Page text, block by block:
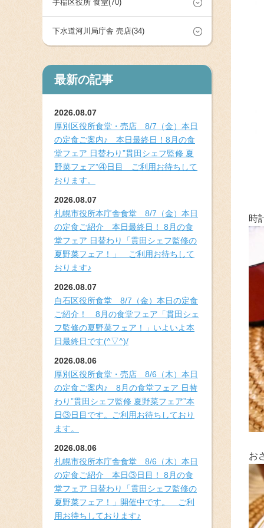
手稲区役所 食堂(70)
下水道河川局庁舎 売店(34)
最新の記事
2026.08.07
厚別区役所食堂・売店 8/7（金）本日
の定食ご案内♪ 本日最終日！8月の食
堂フェア 日替わり”貫田シェフ監修 夏
野菜フェア”④日目 ご利用お待ちして
おります。
2026.08.07
札幌市役所本庁舎食堂 8/7（金）本日
の定食ご紹介 本日最終日！ 8月の食
堂フェア 日替わり「貫田シェフ監修の
夏野菜フェア！」 ご利用お待ちして
おります♪
2026.08.07
白石区役所食堂 8/7（金）本日の定食
ご紹介！ 8月の食堂フェア「貫田シェ
フ監修の夏野菜フェア！」いよいよ本
日最終日です(^▽^)/
2026.08.06
厚別区役所食堂・売店 8/6（木）本日
の定食ご案内♪ 8月の食堂フェア 日替
わり”貫田シェフ監修 夏野菜フェア”本
日③日目です。ご利用お待ちしており
ます。
2026.08.06
札幌市役所本庁舎食堂 8/6（木）本日
の定食ご紹介 本日③日目！ 8月の食
堂フェア 日替わり「貫田シェフ監修の
夏野菜フェア！」開催中です。 ご利
用お待ちしております♪
時
お